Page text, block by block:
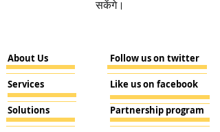
सकेंगे।
About Us
Services
Solutions
Follow us on twitter
Like us on facebook
Partnership program